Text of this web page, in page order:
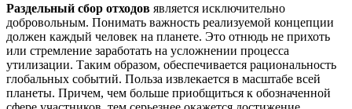
Раздельный сбор отходов является исключительно
добровольным. Понимать важность реализуемой концепции
должен каждый человек на планете. Это отнюдь не прихоть
или стремление заработать на усложнении процесса
утилизации. Таким образом, обеспечивается рациональность
глобальных событий. Польза извлекается в масштабе всей
планеты. Причем, чем больше приобщиться к обозначенной